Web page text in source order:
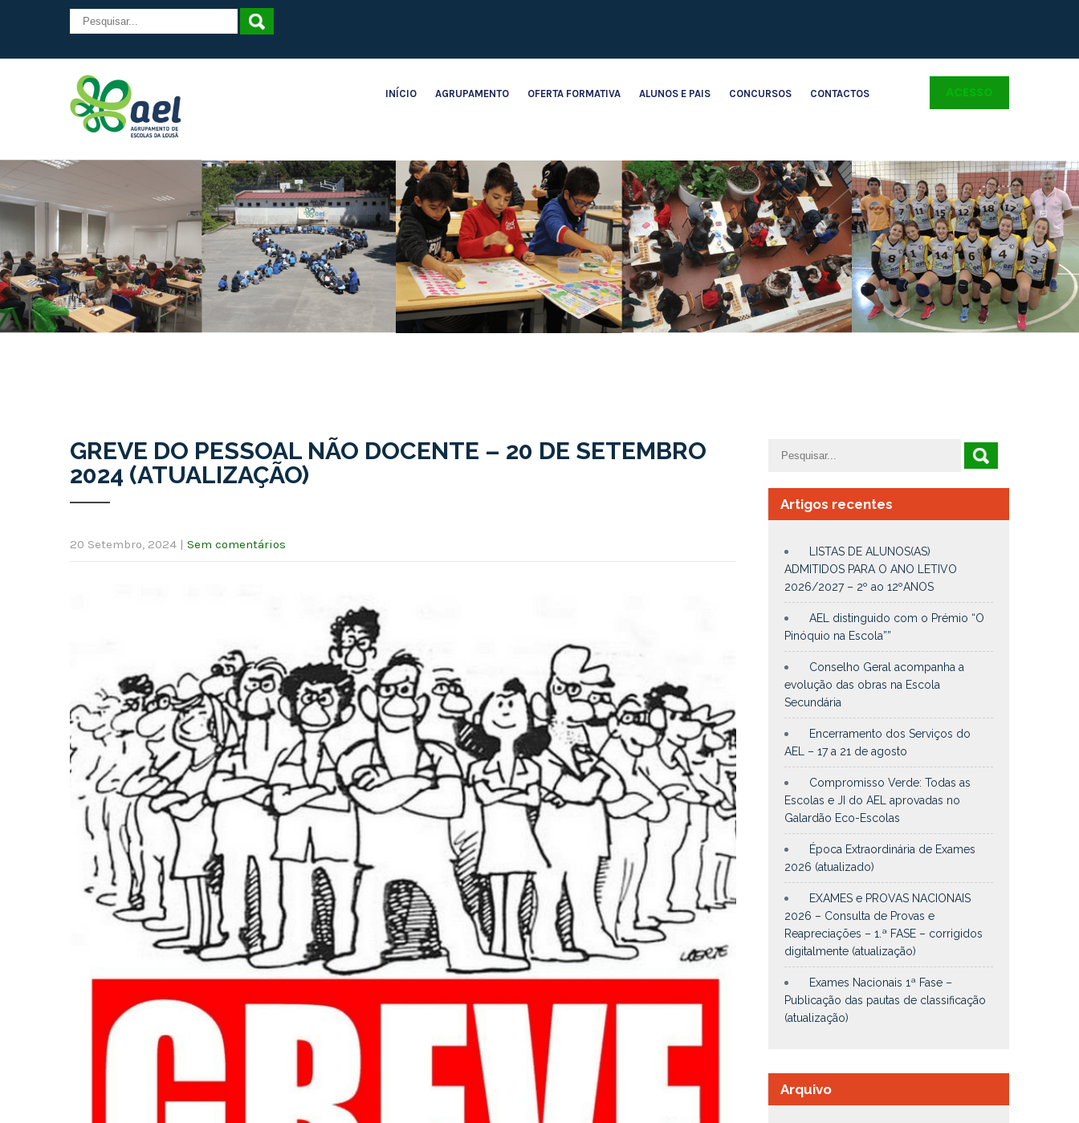
INÍCIO AGRUPAMENTO OFERTA FORMATIVA ALUNOS E PAIS CONCURSOS CONTACTOS ACESSO
GREVE DO PESSOAL NÃO DOCENTE – 20 DE SETEMBRO
2024 (ATUALIZAÇÃO)
20 Setembro, 2024 | Sem comentários
Artigos recentes
LISTAS DE ALUNOS(AS)
ADMITIDOS PARA O ANO LETIVO
2026/2027 – 2º ao 12ºANOS
AEL distinguido com o Prémio “O
Pinóquio na Escola””
Conselho Geral acompanha a
evolução das obras na Escola
Secundária
Encerramento dos Serviços do
AEL – 17 a 21 de agosto
Compromisso Verde: Todas as
Escolas e JI do AEL aprovadas no
Galardão Eco-Escolas
Época Extraordinária de Exames
2026 (atualizado)
EXAMES e PROVAS NACIONAIS
2026 – Consulta de Provas e
Reapreciações – 1.ª FASE – corrigidos
digitalmente (atualização)
Exames Nacionais 1ª Fase –
Publicação das pautas de classificação
(atualização)
Arquivo